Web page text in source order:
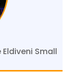
Eldiveni Small